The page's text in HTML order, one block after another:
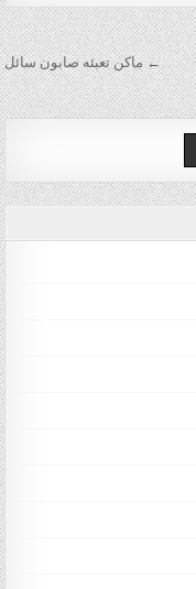
← ماكن تعبئه صابون سائل